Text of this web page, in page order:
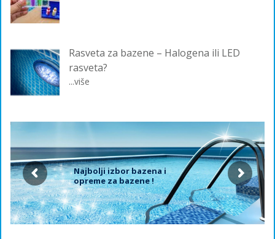
Rasveta za bazene – Halogena ili LED
rasveta?
...više
Najbolji izbor bazena i
opreme za bazene !